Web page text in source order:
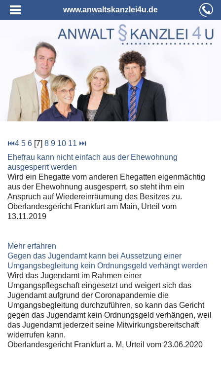
www.anwaltskanzlei4u.de
⏮4 5 6 [7] 8 9 10 11 ⏭
Ehefrau kann nicht einfach aus der Ehewohnung
ausgesperrt werden
Wird ein Ehegatte vom anderen Ehegatten eigenmächtig
aus der Ehewohnung ausgesperrt, so steht ihm ein
Anspruch auf Wiedereinräumung des Besitzes zu.
Oberlandesgericht Frankfurt am Main, Urteil vom
13.11.2019
Mehr erfahren
Gegen das Jugendamt kann bei Aussetzung einer
Umgangsbegleitung kein Ordnungsgeld verhängt werden
Wird das Jugendamt im Rahmen einer
Umgangspflegschaft eingesetzt und weigert sich das
Jugendamt aufgrund der Coronapandemie die
Umgangsbegleitung durchzuführen, so kann das Gericht
gegen das Jugendamt kein Ordnungsgeld verhängen, weil
das Jugendamt jederzeit seine Mitwirkungsbereitschaft
widerrufen kann.
Oberlandesgericht Frankfurt a. M, Urteil vom 23.06.2020